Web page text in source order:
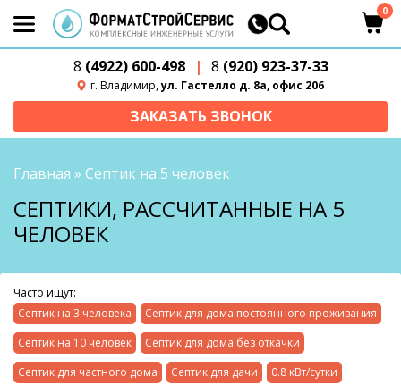
8 (4922) 600-498 | 8 (920) 923-37-33
г. Владимир,ул. Гастелло д. 8а, офис 206
0
ЗАКАЗАТЬ ЗВОНОК
Главная » Септик на 5 человек
СЕПТИКИ, РАССЧИТАННЫЕ НА 5
ЧЕЛОВЕК
Часто ищут:
Септик на 3 человека
Септик для дома постоянного проживания
Септик на 10 человек
Септик для дома без откачки
Септик для частного дома
Септик для дачи
0.8 кВт/сутки